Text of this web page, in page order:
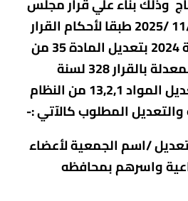
الإدارة بجلسة 3 /11 /2025 طبقا لأحكام القرار
الوزاري 627 لسنة 2024 بتعديل المادة 35 من
النظام الداخلي المعدلة بالقرار 328 لسنة
2004للنظر في تعديل المواد 13,2,1 من النظام
والتعديل المطلوب كالآتي :-
قبل التعديل /اسم الجمعية لأعضاء
واسرهم بمحافظه